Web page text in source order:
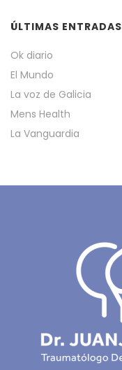
ÚLTIMAS ENTRADAS
Ok diario
El Mundo
La voz de Galicia
Mens Health
La Vanguardia